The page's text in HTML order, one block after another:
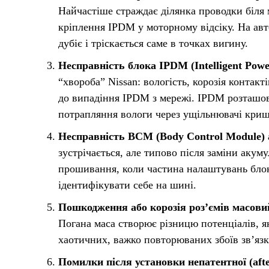
Найчастіше страждає ділянка проводки
кріплення IPDM у моторному відсіку. На
дубіє і тріскається саме в точках вигину.
Несправність блока IPDM (Intelligent
“хвороба” Nissan: вологість, корозія
до випадіння IPDM з мережі. IPDM
потрапляння вологи через ущільнювачі
Несправність BCM (Body Control Module)
зустрічається, але типово після заміни
прошивання, коли частина налаштувань
ідентифікувати себе на шині.
Пошкодження або корозія роз’ємів
Погана маса створює різницю потенціалів,
хаотичних, важко повторюваних збоїв
Помилки після установки непатентної